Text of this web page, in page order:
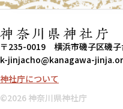
〒235-0019 横浜市磯子区磯子
k-jinjacho@kanagawa-
神社庁について
©︎2026 神奈川県神社庁